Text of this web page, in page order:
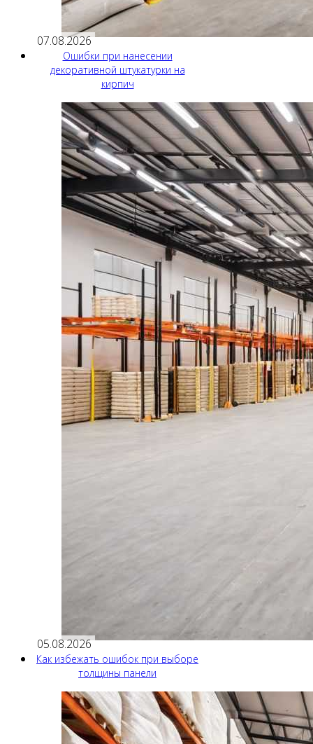
07.08.2026
Ошибки при нанесении
декоративной штукатурки на
кирпич
05.08.2026
Как избежать ошибок при выборе
толщины панели